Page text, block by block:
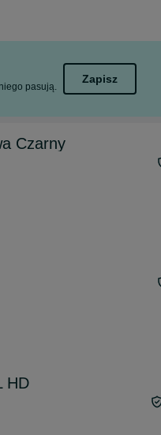
pasują.
Zapisz
Czarny
HD